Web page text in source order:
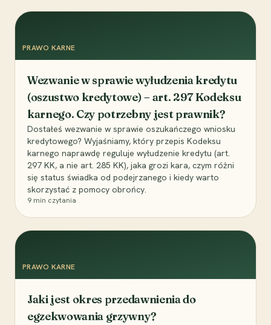
PRAWO KARNE
Wezwanie w sprawie wyłudzenia kredytu
(oszustwo kredytowe) – art. 297 Kodeksu
karnego. Czy potrzebny jest prawnik?
Dostałeś wezwanie w sprawie oszukańczego wniosku
kredytowego? Wyjaśniamy, który przepis Kodeksu
karnego naprawdę reguluje wyłudzenie kredytu (art.
297 KK, a nie art. 285 KK), jaka grozi kara, czym różni
się status świadka od podejrzanego i kiedy warto
skorzystać z pomocy obrońcy.
9 min czytania
PRAWO KARNE
Jaki jest okres przedawnienia do
egzekwowania grzywny?